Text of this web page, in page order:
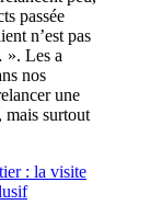
passée
n’est pas
». Les a
nos
une
mais surtout
: la visite